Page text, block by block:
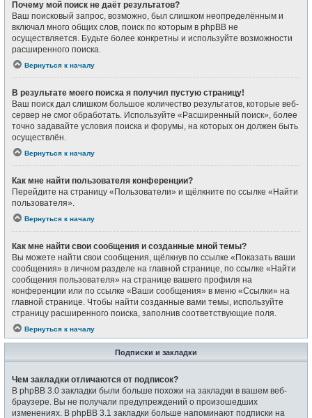
Почему мой поиск не даёт результатов?
Ваш поисковый запрос, возможно, был слишком неопределённым и
включал много общих слов, поиск по которым в phpBB не
осуществляется. Будьте более конкретны и используйте возможности
расширенного поиска.
Вернуться к началу
В результате моего поиска я получил пустую страницу!
Ваш поиск дал слишком большое количество результатов, которые веб-
сервер не смог обработать. Используйте «Расширенный поиск», более
точно задавайте условия поиска и форумы, на которых он должен быть
осуществлён.
Вернуться к началу
Как мне найти пользователя конференции?
Перейдите на страницу «Пользователи» и щёлкните по ссылке «Найти
пользователя».
Вернуться к началу
Как мне найти свои сообщения и созданные мной темы?
Вы можете найти свои сообщения, щёлкнув по ссылке «Показать ваши
сообщения» в личном разделе на главной странице, по ссылке «Найти
сообщения пользователя» на странице вашего профиля на
конференции или по ссылке «Ваши сообщения» в меню «Ссылки» на
главной странице. Чтобы найти созданные вами темы, используйте
страницу расширенного поиска, заполнив соответствующие поля.
Вернуться к началу
Подписки и закладки
Чем закладки отличаются от подписок?
В phpBB 3.0 закладки были больше похожи на закладки в вашем веб-
браузере. Вы не получали предупреждений о произошедших
изменениях. В phpBB 3.1 закладки больше напоминают подписки на